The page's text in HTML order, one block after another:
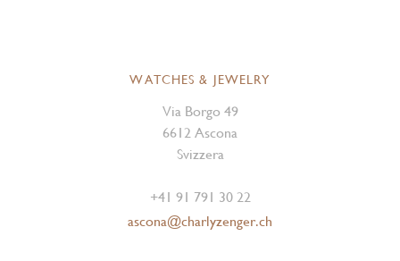
WATCHES & JEWELRY
Via Borgo 49
6612 Ascona
Svizzera
+41 91 791 30 22
ascona@charlyzenger.ch